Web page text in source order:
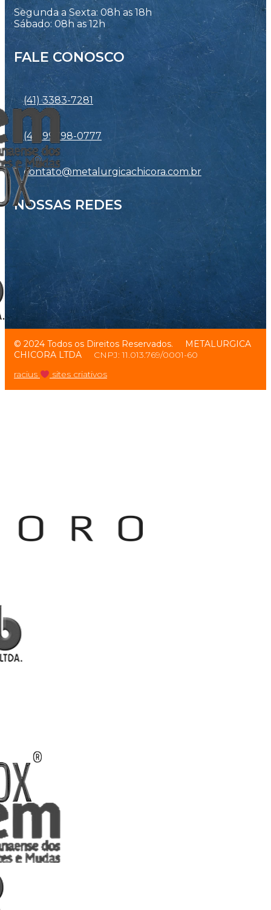
Segunda a Sexta: 08h as 18h
Sábado: 08h as 12h
FALE CONOSCO
(41) 3383-7281
(41) 99798-0777
contato@metalurgicachicora.com.br
NOSSAS REDES
© 2024 Todos os Direitos Reservados.
METALURGICA
CHICORA LTDA
CNPJ: 11.013.769/0001-60
racius
sites criativos